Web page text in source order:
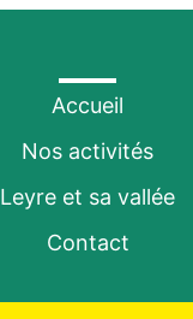
Accueil
Nos activités
Leyre et sa vallée
Contact